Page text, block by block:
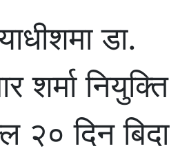
डा.
शर्मा नियुक्ति
२० दिन बिदा